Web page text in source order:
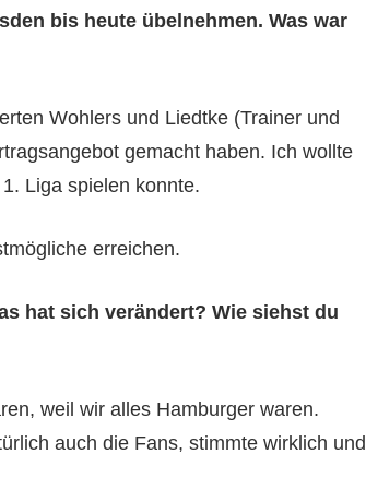
bis heute übelnehmen. Was war
Wohlers und Liedtke (Trainer und
gemacht haben. Ich wollte
Liga spielen konnte.
erreichen.
hat sich verändert? Wie siehst du
weil wir alles Hamburger waren.
auch die Fans, stimmte wirklich und